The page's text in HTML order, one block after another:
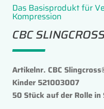
Das Basisprodukt für
Kompression
CBC
Artikelnr. CBC
Kinder 521003007
50 Stück auf der Rolle in